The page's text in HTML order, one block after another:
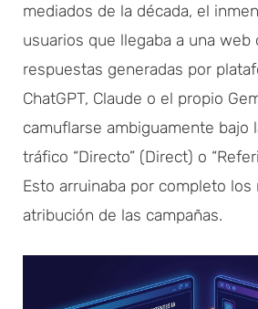
mediados de la década, el
usuarios que llegaba a una web
respuestas generadas por
ChatGPT, Claude o el propio
camuflarse ambiguamente bajo
tráfico “Directo” (Direct) o
Esto arruinaba por completo los
atribución de las campañas.